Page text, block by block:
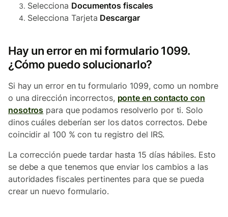
Selecciona Documentos fiscales
Selecciona Tarjeta Descargar
Hay un error en mi formulario 1099.
¿Cómo puedo solucionarlo?
Si hay un error en tu formulario 1099, como un nombre
o una dirección incorrectos, ponte en contacto con
nosotros para que podamos resolverlo por ti. Solo
dinos cuáles deberían ser los datos correctos. Debe
coincidir al 100 % con tu registro del IRS.
La corrección puede tardar hasta 15 días hábiles. Esto
se debe a que tenemos que enviar los cambios a las
autoridades fiscales pertinentes para que se pueda
crear un nuevo formulario.